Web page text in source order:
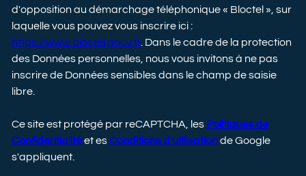
d'opposition au démarchage téléphonique « Bloctel », sur
laquelle vous pouvez vous inscrire ici :
https://www.bloctel.gouv.fr. Dans le cadre de la protection
des Données personnelles, nous vous invitons à ne pas
inscrire de Données sensibles dans le champ de saisie
libre.
Ce site est protégé par reCAPTCHA, les Politiques de
Confidentialitéet esConditions d'utilisationde Google
s'appliquent.